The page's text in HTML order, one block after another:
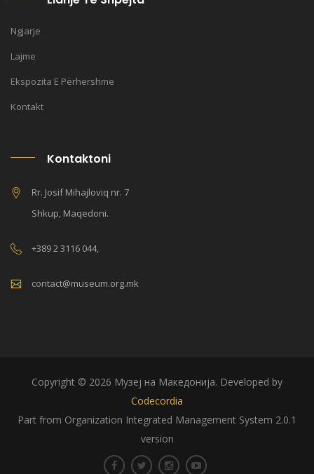
Ngjarje
Lajme
Ekspozita E Përhershme
Kontakt
Kontaktoni
Rr. Josif Mihajloviq nr. 7
Shkup, Maqedoni.
+389 2 3116 044,
contact@museum.org.mk
Copyright © 2026 Музеј на Македонија. Developed by
Codecordia
Part from Organization Integrated Management System 2.0.1
version